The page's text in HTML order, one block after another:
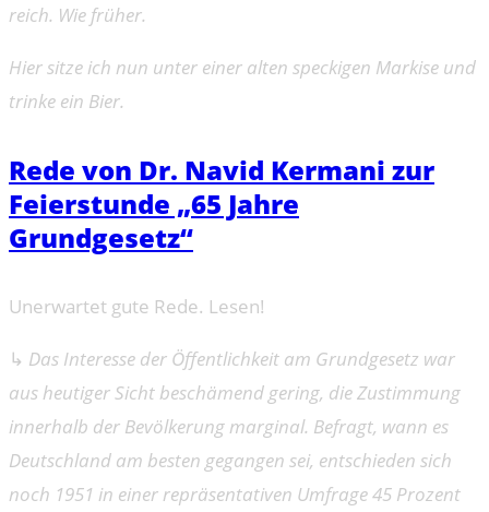
reich. Wie früher.
Hier sitze ich nun unter einer alten speckigen Markise und
trinke ein Bier.
Rede von Dr. Navid Kermani zur
Feierstunde „65 Jahre
Grundgesetz“
Unerwartet gute Rede. Lesen!
↳ Das Interesse der Öffentlichkeit am Grundgesetz war
aus heutiger Sicht beschämend gering, die Zustimmung
innerhalb der Bevölkerung marginal. Befragt, wann es
Deutschland am besten gegangen sei, entschieden sich
noch 1951 in einer repräsentativen Umfrage 45 Prozent